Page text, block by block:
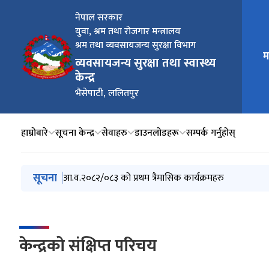
नेपाल सरकार
युवा, श्रम तथा रोजगार मन्त्रालय
श्रम तथा व्यवसायजन्य सुरक्षा विभाग
व्यवसायजन्य सुरक्षा तथा स्वास्थ्य
केन्द्र
भैंसेपाटी, ललितपुर
मुख्य
हाम्रोबारे सूचना केन्द्र सेवाहरु डाउनलोडहरू सम्पर्क गर्नुहोस्
मुख्य नेभिगेसनमा जानुहोस्
सूचना स्थानीय तहसँगको लागत साझेदारीमा सीपमूलक तालिम
आ.व.२०८२/०८३ को प्रथम त्रैमासिक कार्यक्रमहरु
आ.व.२०८२/०८३ को दोश्रो त्रैमासिक कार्यक्रमहरु
केन्द्रको संक्षिप्त परिचय